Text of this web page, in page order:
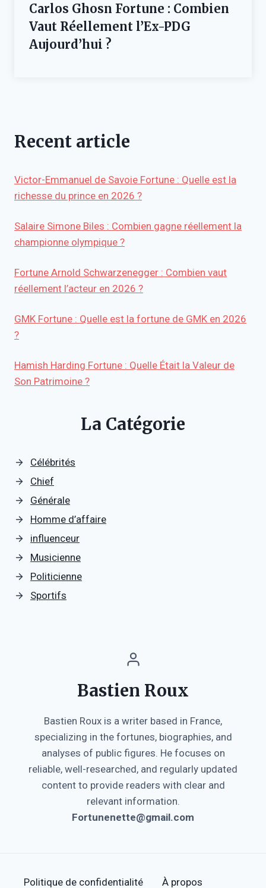
Carlos Ghosn Fortune : Combien
Vaut Réellement l’Ex-PDG
Aujourd’hui ?
Recent article
Victor-Emmanuel de Savoie Fortune : Quelle est la
richesse du prince en 2026 ?
Salaire Simone Biles : Combien gagne réellement la
championne olympique ?
Fortune Arnold Schwarzenegger : Combien vaut
réellement l’acteur en 2026 ?
GMK Fortune : Quelle est la fortune de GMK en 2026
?
Hamish Harding Fortune : Quelle Était la Valeur de
Son Patrimoine ?
La Catégorie
Célébrités
Chief
Générale
Homme d’affaire
influenceur
Musicienne
Politicienne
Sportifs
Bastien Roux
Bastien Roux is a writer based in France,
specializing in the fortunes, biographies, and
analyses of public figures. He focuses on
reliable, well-researched, and regularly updated
content to provide readers with clear and
relevant information.
Fortunenette@gmail.com
Politique de confidentialité À propos